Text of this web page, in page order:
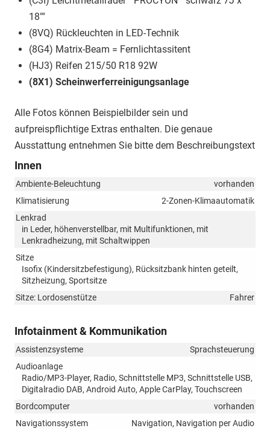
18""
(8VQ) Rückleuchten in LED-Technik
(8G4) Matrix-Beam = Fernlichtassitent
(HJ3) Reifen 215/50 R18 92W
(8X1) Scheinwerferreinigungsanlage
Alle Fotos können Beispielbilder sein und
aufpreispflichtige Extras enthalten. Die genaue
Ausstattung entnehmen Sie bitte dem Beschreibungstext
Innen
Ambiente-Beleuchtung
vorhanden
Klimatisierung
2-Zonen-Klimaautomatik
Lenkrad
in Leder, höhenverstellbar, mit Multifunktionen, mit
Lenkradheizung, mit Schaltwippen
Sitze
Isofix (Kindersitzbefestigung), Rücksitzbank hinten geteilt,
Sitzheizung, Sportsitze
Sitze: Lordosenstütze
Fahrer
Infotainment & Kommunikation
Assistenzsysteme
Sprachsteuerung
Audioanlage
Radio/MP3-Player, Radio, Schnittstelle MP3, Schnittstelle USB,
Digitalradio DAB, Android Auto, Apple CarPlay, Touchscreen
Bordcomputer
vorhanden
Navigationssystem
Navigation, Navigation per Audio